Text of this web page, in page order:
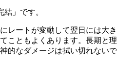
」です。
レートが変動して翌日には大き
こともよくあります。長期と理
的なダメージは拭い切れないで